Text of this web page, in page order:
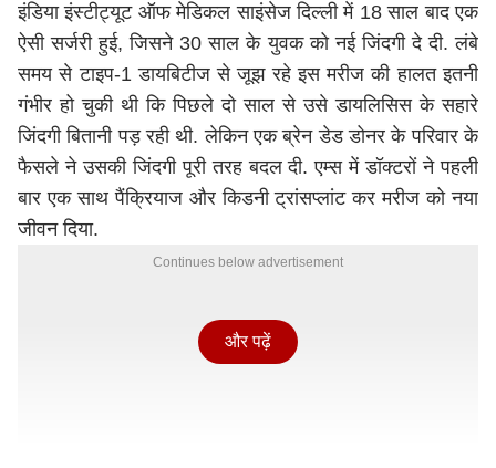
इंडिया इंस्टीट्यूट ऑफ मेडिकल साइंसेज दिल्ली में 18 साल बाद एक
ऐसी सर्जरी हुई, जिसने 30 साल के युवक को नई जिंदगी दे दी. लंबे
समय से टाइप-1 डायबिटीज से जूझ रहे इस मरीज की हालत इतनी
गंभीर हो चुकी थी कि पिछले दो साल से उसे डायलिसिस के सहारे
जिंदगी बितानी पड़ रही थी. लेकिन एक ब्रेन डेड डोनर के परिवार के
फैसले ने उसकी जिंदगी पूरी तरह बदल दी. एम्स में डॉक्टरों ने पहली
बार एक साथ पैंक्रियाज और किडनी ट्रांसप्लांट कर मरीज को नया
जीवन दिया.
Continues below advertisement
और पढ़ें